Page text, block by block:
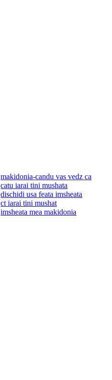
makidonia-candu vas vedz ca
catu iarai tini mushata
dischidi usa feata imsheata
ct iarai tini mushat
imsheata mea makidonia